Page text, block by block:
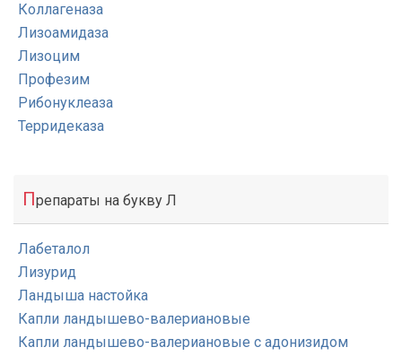
Коллагеназа
Лизоамидаза
Лизоцим
Профезим
Рибонуклеаза
Терридеказа
Препараты на букву Л
Лабеталол
Лизурид
Ландыша настойка
Капли ландышево-валериановые
Капли ландышево-валериановые с адонизидом